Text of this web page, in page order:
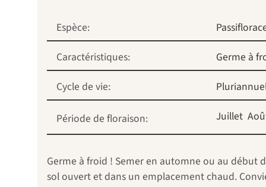
Espèce:
Caractéristiques:
Germe à
Cycle de vie:
Période de floraison: Juillet
Germe à froid ! Semer en automne ou au début
sol ouvert et dans un emplacement chaud.